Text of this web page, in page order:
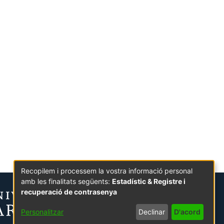
Recopilem i processem la vostra informació personal
amb les finalitats següents: Estadístic & Registre i
recuperació de contrasenya
Personalitzar Declinar D'acord